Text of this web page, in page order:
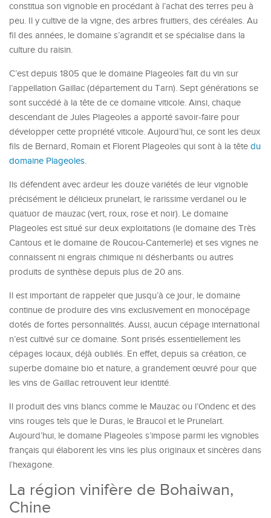
constitua son vignoble en procédant à l’achat des terres peu à
peu. Il y cultive de la vigne, des arbres fruitiers, des céréales. Au
fil des années, le domaine s’agrandit et se spécialise dans la
culture du raisin.
C’est depuis 1805 que le domaine Plageoles fait du vin sur
l’appellation Gaillac (département du Tarn). Sept générations se
sont succédé à la tête de ce domaine viticole. Ainsi, chaque
descendant de Jules Plageoles a apporté savoir-faire pour
développer cette propriété viticole. Aujourd’hui, ce sont les deux
fils de Bernard, Romain et Florent Plageoles qui sont à la tête du
domaine Plageoles.
Ils défendent avec ardeur les douze variétés de leur vignoble
précisément le délicieux prunelart, le rarissime verdanel ou le
quatuor de mauzac (vert, roux, rose et noir). Le domaine
Plageoles est situé sur deux exploitations (le domaine des Très
Cantous et le domaine de Roucou-Cantemerle) et ses vignes ne
connaissent ni engrais chimique ni désherbants ou autres
produits de synthèse depuis plus de 20 ans.
Il est important de rappeler que jusqu’à ce jour, le domaine
continue de produire des vins exclusivement en monocépage
dotés de fortes personnalités. Aussi, aucun cépage international
n’est cultivé sur ce domaine. Sont prisés essentiellement les
cépages locaux, déjà oubliés. En effet, depuis sa création, ce
superbe domaine bio et nature, a grandement œuvré pour que
les vins de Gaillac retrouvent leur identité.
Il produit des vins blancs comme le Mauzac ou l’Ondenc et des
vins rouges tels que le Duras, le Braucol et le Prunelart.
Aujourd’hui, le domaine Plageoles s’impose parmi les vignobles
français qui élaborent les vins les plus originaux et sincères dans
l’hexagone.
La région vinifère de Bohaiwan,
Chine